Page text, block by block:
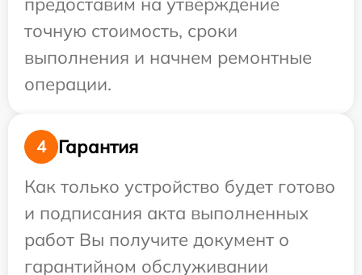
точную стоимость, сроки
выполнения и начнем ремонтные
операции.
4
Гарантия
Как только устройство будет готово
и подписания акта выполненных
работ Вы получите документ о
гарантийном обслуживании